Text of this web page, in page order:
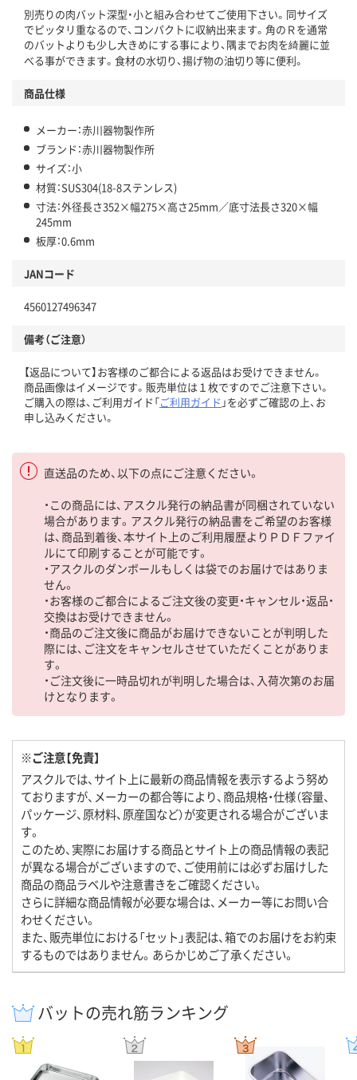
別売りの肉バット深型・小と組み合わせてご使用下さい。同サイズ
でピッタリ重なるので、コンパクトに収納出来ます。角のＲを通常
のバットよりも少し大きめにする事により、隅までお肉を綺麗に並
べる事ができます。食材の水切り、揚げ物の油切り等に便利。
商品仕様
メーカー：赤川器物製作所
ブランド：赤川器物製作所
サイズ：小
材質：SUS304(18-8ステンレス)
寸法：外径長さ352×幅275×高さ25mm／底寸法長さ320×幅
245mm
板厚：0.6mm
JANコード
4560127496347
備考（ご注意）
【返品について】お客様のご都合による返品はお受けできません。
商品画像はイメージです。販売単位は１枚ですのでご注意下さい。
ご購入の際は、ご利用ガイド「ご利用ガイド 」を必ずご確認の上、お
申し込みください。
直送品のため、以下の点にご注意ください。
・この商品には、アスクル発行の納品書が同梱されていない
場合があります。アスクル発行の納品書をご希望のお客様
は、商品到着後、本サイト上のご利用履歴よりＰＤＦファイ
ルにて印刷することが可能です。
・アスクルのダンボールもしくは袋でのお届けではありま
せん。
・お客様のご都合によるご注文後の変更・キャンセル・返品・
交換はお受けできません。
・商品のご注文後に商品がお届けできないことが判明した
際には、ご注文をキャンセルさせていただくことがありま
す。
・ご注文後に一時品切れが判明した場合は、入荷次第のお届
けとなります。
※ご注意【免責】
アスクルでは、サイト上に最新の商品情報を表示するよう努め
ておりますが、メーカーの都合等により、商品規格・仕様（容量、
パッケージ、原材料、原産国など）が変更される場合がございま
す。
このため、実際にお届けする商品とサイト上の商品情報の表記
が異なる場合がございますので、ご使用前には必ずお届けした
商品の商品ラベルや注意書きをご確認ください。
さらに詳細な商品情報が必要な場合は、メーカー等にお問い合
わせください。
また、販売単位における「セット」表記は、箱でのお届けをお約束
するものではありません。あらかじめご了承ください。
バットの売れ筋ランキング